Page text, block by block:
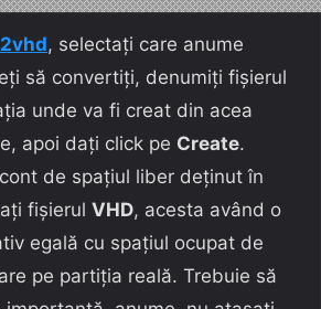
, selectați care anume
să convertiți, denumiți fișierul
unde va fi creat din acea
apoi dați click pe Create.
de spațiul liber deținut în
fișierul VHD, acesta având o
egală cu spațiul ocupat de
pe partiția reală. Trebuie să